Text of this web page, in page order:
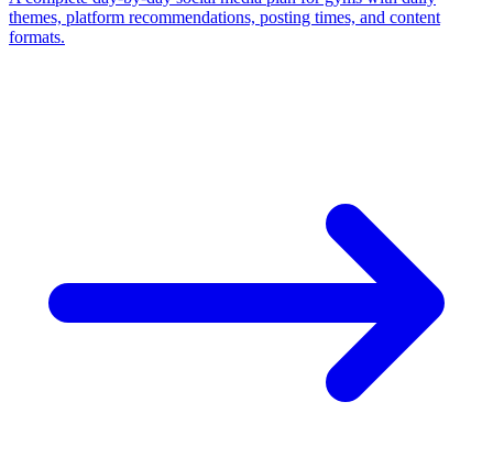
themes, platform recommendations, posting times, and content
formats.